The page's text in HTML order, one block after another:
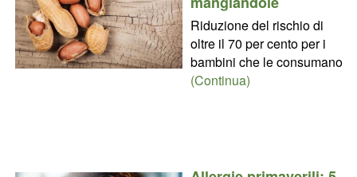
Riduzione del rischio di
oltre il 70 per cento per i
bambini che le consumano
(Continua)